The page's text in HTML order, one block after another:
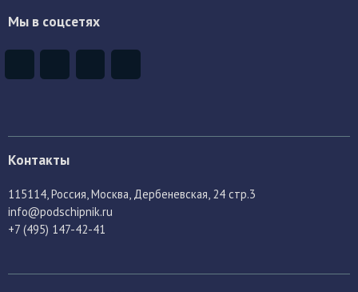
Мы в соцсетях
Контакты
115114 , Россия, Москва, Дербеневская, 24 стр.3
info@podschipnik.ru
+7 (495) 147-42-41